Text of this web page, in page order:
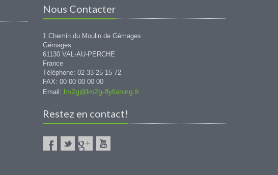
Nous Contacter
1 Chemin du Moulin de Gémages
Gémages
61130 VAL-AU-PERCHE
France
Téléphone: 02 33 25 15 72
FAX: 00 00 00 00 00
Email: lm2g@lm2g-flyfishing.fr
Restez en contact!